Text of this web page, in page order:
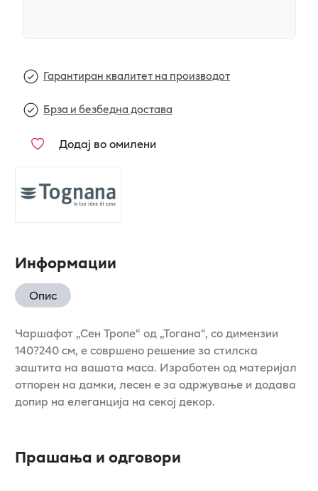
Гарантиран квалитет на производот
Брза и безбедна достава
Додај во омилени
Информации
Опис
Чаршафот „Сен Тропе“ од „Тогана“, со димензии
140?240 см, е совршено решение за стилска
заштита на вашата маса. Изработен од материјал
отпорен на дамки, лесен е за одржување и додава
допир на елеганција на секој декор.
Прашања и одговори